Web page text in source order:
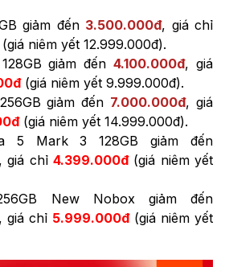
giảm đến 3.500.000đ, giá chỉ
niêm yết 12.999.000đ).
giảm đến4.100.000đ, giá
(giá niêm yết 9.999.000đ).
giảm đến 7.000.000đ, giá
(giá niêm yết 14.999.000đ).
5 Mark 3 128GB giảm đến
giá chỉ 4.399.000đ(giá niêm yết
New Nobox giảm đến
giá chỉ 5.999.000đ(giá niêm yết